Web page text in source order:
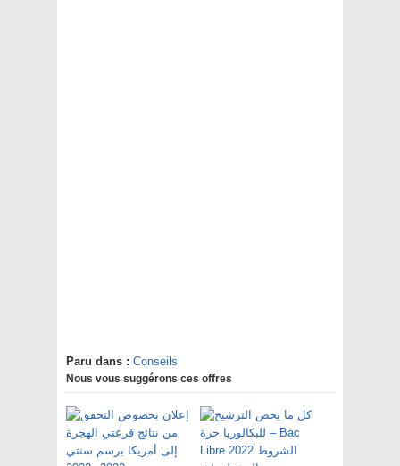
Paru dans : Conseils
Nous vous suggérons ces offres